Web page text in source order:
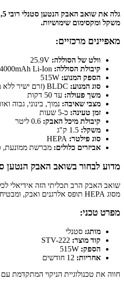
משקל ומקסימום שימושיות.
מאפיינים מרכזיים:
וולט של הסוללה:
קיבולת הסוללה:
הספק המנוע:
סוג המנוע:
משך פעולה: עד 50 דקות
מצבי שאיבה: נמוך, בינוני, גבוה
זמן טעינה: כ-5 שעות
קיבולת מיכל האבק:
משקל:
סוג פילטר:
אביזרים כלולים: מברשת ממונעת,
מדוע לבחור בשואב האבק הנטען
שואב האבק הרב תכליתי הזה אידיאלי
מסוג HEPA תופס אלרגנים ואבק, ומבטיח סביבה בריאה יותר.
מפרט טכני:
מותג: סטנלי
קוד מוצר:
הספק:
אחריות:
חווה את טכנולוגיית הניקוי המתקדמת עם שואב האבק הנטען סטנלי רובי 5. אמור